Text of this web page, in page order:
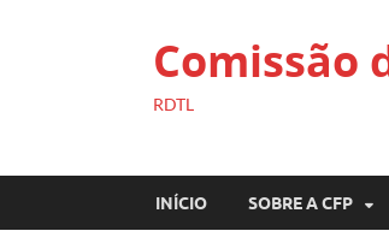
Comissão
RDTL
INÍCIO SOBRE A CFP